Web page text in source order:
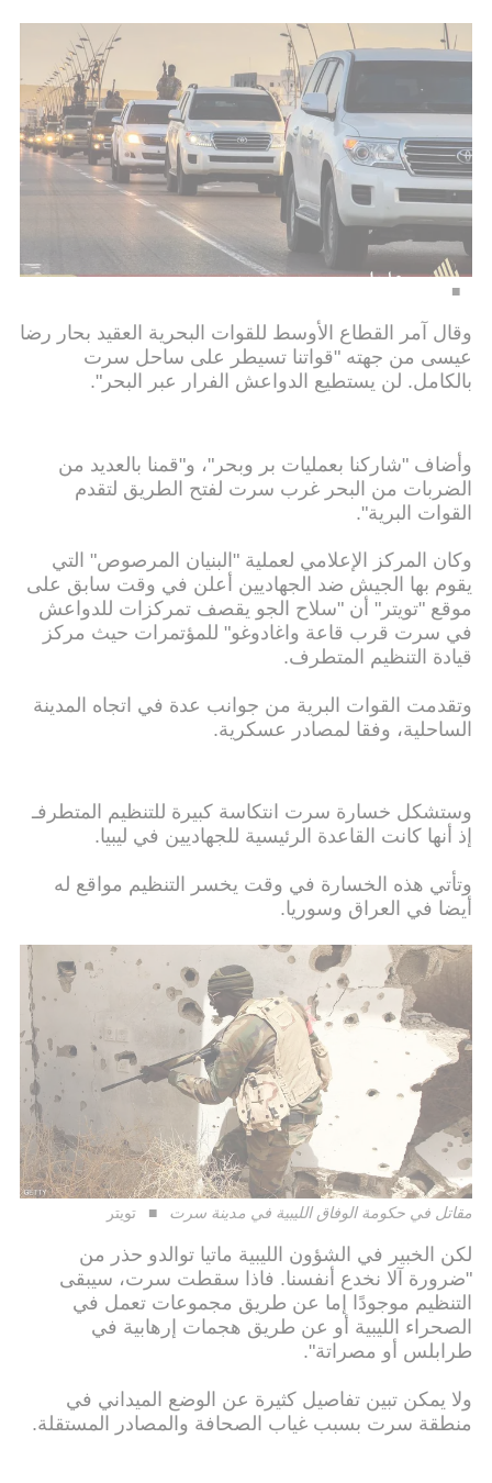
وقال آمر القطاع الأوسط للقوات البحرية العقيد بحار رضا
عيسى من جهته "قواتنا تسيطر على ساحل سرت
بالكامل. لن يستطيع الدواعش الفرار عبر البحر".
وأضاف "شاركنا بعمليات بر وبحر"، و"قمنا بالعديد من
الضربات من البحر غرب سرت لفتح الطريق لتقدم
القوات البرية".
وكان المركز الإعلامي لعملية "البنيان المرصوص" التي
يقوم بها الجيش ضد الجهاديين أعلن في وقت سابق على
موقع "تويتر" أن "سلاح الجو يقصف تمركزات للدواعش
في سرت قرب قاعة واغادوغو" للمؤتمرات حيث مركز
قيادة التنظيم المتطرف.
وتقدمت القوات البرية من جوانب عدة في اتجاه المدينة
الساحلية، وفقا لمصادر عسكرية.
وستشكل خسارة سرت انتكاسة كبيرة للتنظيم المتطرفـ
إذ أنها كانت القاعدة الرئيسية للجهاديين في ليبيا.
وتأتي هذه الخسارة في وقت يخسر التنظيم مواقع له
أيضا في العراق وسوريا.
مقاتل في حكومة الوفاق الليبية في مدينة سرت تويتر
لكن الخبير في الشؤون الليبية ماتيا توالدو حذر من
"ضرورة آلا نخدع أنفسنا. فاذا سقطت سرت، سيبقى
التنظيم موجودًا إما عن طريق مجموعات تعمل في
الصحراء الليبية أو عن طريق هجمات إرهابية في
طرابلس أو مصراتة".
ولا يمكن تبين تفاصيل كثيرة عن الوضع الميداني في
منطقة سرت بسبب غياب الصحافة والمصادر المستقلة.